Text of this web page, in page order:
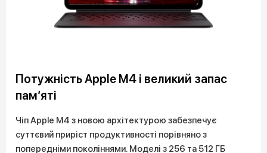
Потужність Apple M4 і великий запас
памʼяті
Чіп Apple M4 з новою архітектурою забезпечує
суттєвий приріст продуктивності порівняно з
попередніми поколіннями. Моделі з 256 та 512 ГБ